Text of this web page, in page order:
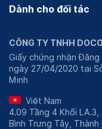
Dành cho đối tác
CÔNG TY TNHH
Giấy chứng nhận
ngày 27/04/2020 tại
Minh
Việt Nam
4.09 Tầng 4 Khối
Bình Trưng Tây,